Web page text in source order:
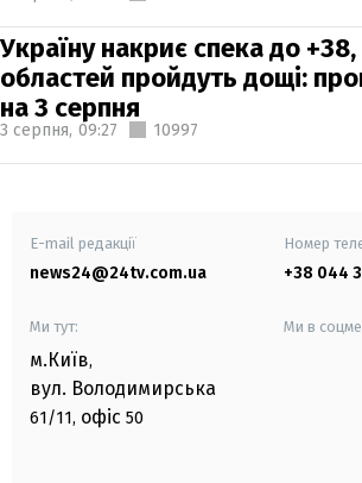
Україну накриє спека до +38,
областей пройдуть дощі:
на 3 серпня
3 серпня, 09:27 10997
E-mail редакції
news24@24tv.com.ua
Номер
+38 044
Ми тут:
м.Київ,
вул. Володимирська
61/11, офіс 50
Ми в